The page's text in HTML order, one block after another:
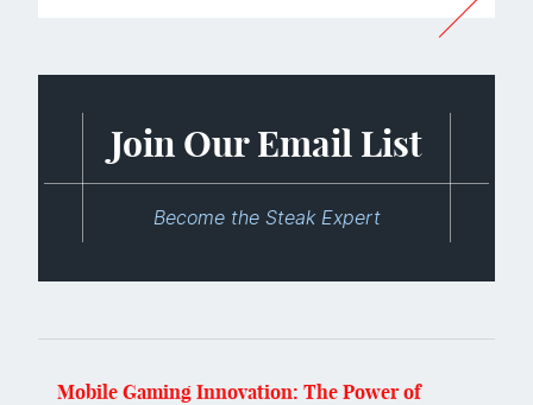
Join Our Email List
Become the Steak Expert
Mobile Gaming Innovation: The Power of